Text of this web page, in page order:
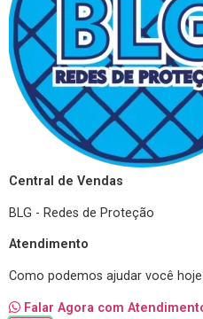
Central de Vendas
BLG - Redes de Proteção
Atendimento
Como podemos ajudar você
Falar Agora com